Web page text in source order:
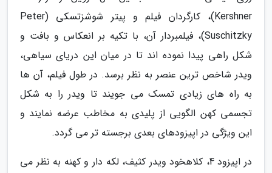
Kershner)، کارگردان فیلم و پیتر شوشزتسکی (Peter
Suschitzky)، فیلمبردار آن، با تکیه بر انعکاس و بافت و
شکل راهی پیدا نموده اند تا در میان این دریای سیاهی،
ویدر شاخص ترین عنصر به نظر برسد. در طول فیلم، آن ها
به راه های زیادی تمسک می جویند تا ویدر را به شکل
تجسمی کهن الگویی از پلیدی به مخاطب عرضه نمایند و
این ویژگی در اپیزودهای بعدی برجسته تر می گردد.
در اپیزود 4، کلاهخود ویدر کثیف، لکه دار و کهنه به نظر می